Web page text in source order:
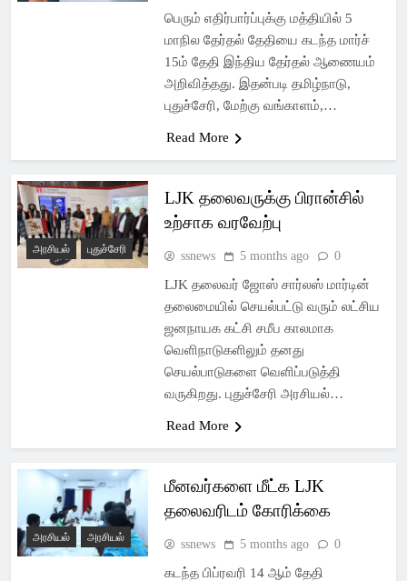
பெரும் எதிர்பார்ப்புக்கு மத்தியில் 5
மாநில தேர்தல் தேதியை கடந்த மார்ச்
15ம் தேதி இந்திய தேர்தல் ஆணையம்
அறிவித்தது. இதன்படி தமிழ்நாடு,
புதுச்சேரி, மேற்கு வங்காளம்,…
Read More
அரசியல் புதுச்சேரி
LJK தலைவருக்கு பிரான்சில்
உற்சாக வரவேற்பு
ssnews 5 months ago 0
LJK தலைவர் ஜோஸ் சார்லஸ் மார்டின்
தலைமையில் செயல்பட்டு வரும் லட்சிய
ஜனநாயக கட்சி சமீப காலமாக
வெளிநாடுகளிலும் தனது
செயல்பாடுகளை வெளிப்படுத்தி
வருகிறது. புதுச்சேரி அரசியல்…
Read More
அரசியல் அரசியல்
மீனவர்களை மீட்க LJK
தலைவரிடம் கோரிக்கை
ssnews 5 months ago 0
கடந்த பிப்ரவரி 14 ஆம் தேதி